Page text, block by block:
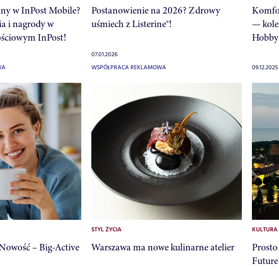
w InPost Mobile?
i nagrody w
InPost!
Postanowienie na 2026? Zdrowy
uśmiech z Listerine®!
07.01.2026
WSPÓŁPRACA REKLAMOWA
—
Hobby
09.12.2025
– Big-Active
STYL ŻYCIA
Warszawa ma nowe kulinarne atelier
KULTURA